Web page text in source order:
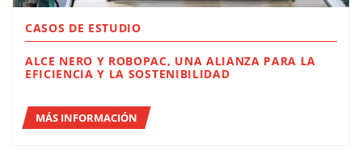
CASOS DE ESTUDIO
ALCE NERO Y ROBOPAC, UNA ALIANZA PARA LA
EFICIENCIA Y LA SOSTENIBILIDAD
MÁS INFORMACIÓN